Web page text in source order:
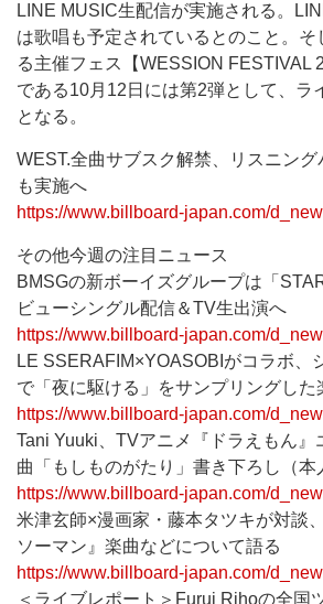
LINE MUSIC生配信が実施される。
は歌唱も予定されているとのこと。そ
る主催フェス【WESSION FESTIVAL
である10月12日には第2弾として、ラ
となる。
WEST.全曲サブスク解禁、リスニン
も実施へ
https://www.billboard-japan.com/
その他今週の注目ニュース
BMSGの新ボーイズグループは「
ビューシングル配信＆TV生出演へ
https://www.billboard-japan.com/
LE SSERAFIM×YOASOBIがコラボ、
で「夜に駆ける」をサンプリングした
https://www.billboard-japan.com/
Tani Yuuki、TVアニメ『ドラえもん』
曲「もしものがたり」書き下ろし（本
https://www.billboard-japan.com/
米津玄師×漫画家・藤本タツキが対談
ソーマン』楽曲などについて語る
https://www.billboard-japan.com/
＜ライブレポート＞Furui Rihoの全